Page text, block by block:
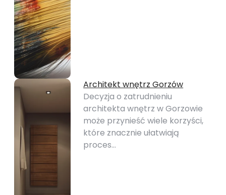
Architekt wnętrz Gorzów
Decyzja o zatrudnieniu
architekta wnętrz w Gorzowie
może przynieść wiele korzyści,
które znacznie ułatwiają
proces…